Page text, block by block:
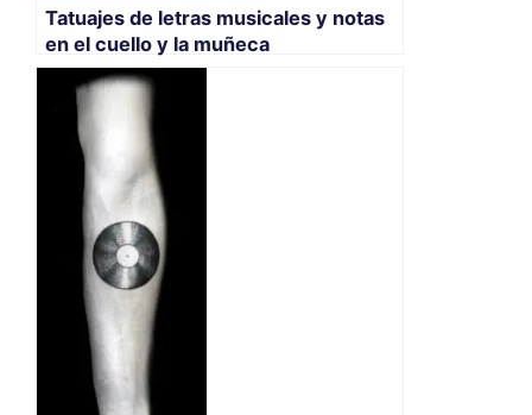
Tatuajes de letras musicales y notas
en el cuello y la muñeca